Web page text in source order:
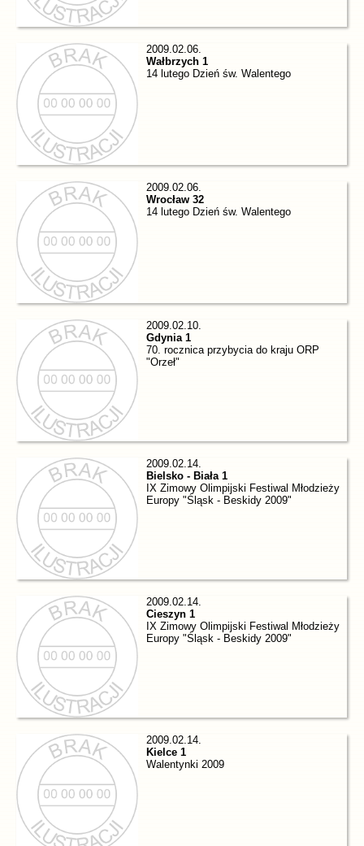
2009.02.06.
Wałbrzych 1
14 lutego Dzień św. Walentego
2009.02.06.
Wrocław 32
14 lutego Dzień św. Walentego
2009.02.10.
Gdynia 1
70. rocznica przybycia do kraju ORP
"Orzeł"
2009.02.14.
Bielsko - Biała 1
IX Zimowy Olimpijski Festiwal Młodzieży
Europy "Śląsk - Beskidy 2009"
2009.02.14.
Cieszyn 1
IX Zimowy Olimpijski Festiwal Młodzieży
Europy "Śląsk - Beskidy 2009"
2009.02.14.
Kielce 1
Walentynki 2009